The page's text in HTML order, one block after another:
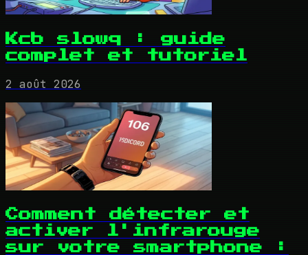
Kcb slowq : guide
complet et tutoriel
2 août 2026
Comment détecter et
activer l'infrarouge
sur votre smartphone :